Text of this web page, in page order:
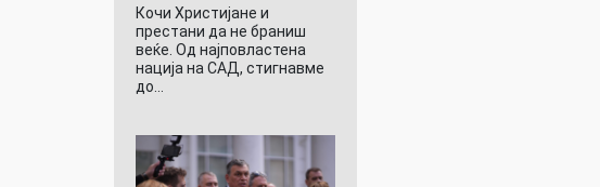
Кочи Христијане и
престани да не браниш
веќе. Од најповластена
нација на САД, стигнавме
до…